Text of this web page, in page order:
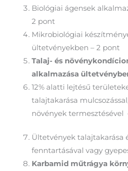
Biológiai ágensek
2 pont
Mikrobiológiai
ültetvényekben – 2 pont
Talaj- és
alkalmazása
12% alatti lejtésű
talajtakarása
növények termesztésével
Ültetvények talajtakarása
fenntartásával vagy
Karbamid műtrágya